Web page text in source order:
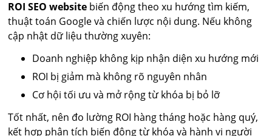
ROI SEO website biến động theo xu hướng tìm kiếm,
thuật toán Google và chiến lược nội dung. Nếu không
cập nhật dữ liệu thường xuyên:
Doanh nghiệp không kịp nhận diện xu hướng mới
ROI bị giảm mà không rõ nguyên nhân
Cơ hội tối ưu và mở rộng từ khóa bị bỏ lỡ
Tốt nhất, nên đo lường ROI hàng tháng hoặc hàng quý,
kết hợp phân tích biến động từ khóa và hành vi người